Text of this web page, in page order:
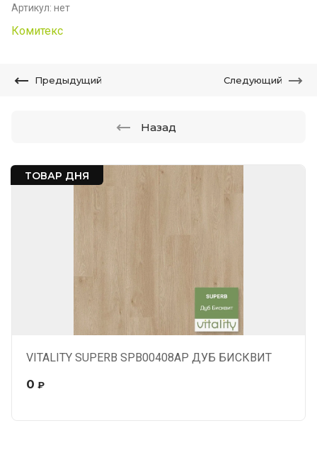
ТОВАР ДНЯ
VITALITY SUPERB SPB00408AP ДУБ БИСКВИТ
0 ₽
Артикул: нет
Комитекс
Предыдущий Следующий
Назад